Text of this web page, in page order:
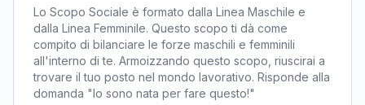
Lo Scopo Sociale è formato dalla Linea Maschile e
dalla Linea Femminile. Questo scopo ti dà come
compito di bilanciare le forze maschili e femminili
all'interno di te. Armoizzando questo scopo, riuscirai a
trovare il tuo posto nel mondo lavorativo. Risponde alla
domanda "Io sono nata per fare questo!"